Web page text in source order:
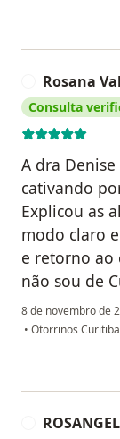
Rosana
Consulta
A dra
cativando
Explicou as
modo claro
e retorno ao
não sou de
8 de novembro de
• Otorrinos Curitiba